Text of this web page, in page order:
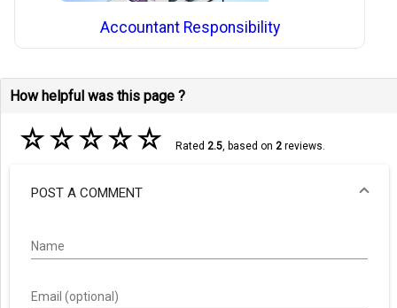
Accountant Responsibility
How helpful was this page ?
☆☆☆☆☆ Rated 2.5, based on 2reviews.
POST A COMMENT
Name
Email (optional)